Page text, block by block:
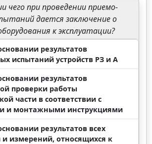
чего при проведении приемо-
дается заключение о
к эксплуатации?
результатов
испытаний устройств РЗ и А
результатов
проверки работы
части в соответствии с
и монтажными инструкциями
результатов всех
измерений, относящихся к